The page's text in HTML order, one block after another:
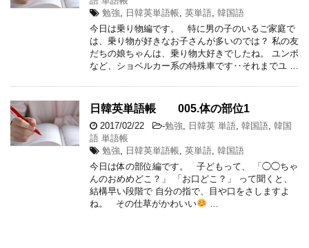
勉強
日韓英単語帳 英単語 韓国語
今日は乗り物編です。 特に男の子のいるご家庭で
は、乗り物が好きなお子さんが多いのでは？ 私の友
だちの娘ちゃんは、乗り物大好きでしたね。 ユンボ
など、ショベルカー系の特殊車です‥それまでユ …
日韓英単語帳 005.体の部位1
2017/02/22 -勉強 日韓英 単語 韓国語 韓国
語 単語帳
勉強
日韓英単語帳 英単語 韓国語
今日は体の部位編です。 子どもって、 「◯◯ちゃ
んのおめめどこ？」 「お口どこ？」 って聞くと、
結構早い段階で 自分の指で、目や口をさしますよ
ね。 その仕草がかわいい